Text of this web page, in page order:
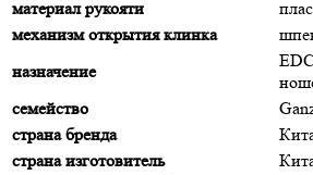
материал рукояти
механизм открытия клинка
назначение
семейство
страна бренда
страна изготовитель